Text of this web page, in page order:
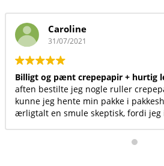
Caroline
31/07/2021
og pænt crepepapir + hurtig levering
jeg nogle ruller crepepapir,
jeg hente min pakke i pakkeshoppen
en smule skeptisk, fordi jeg ikke
andre at bruge denne hjemmeside